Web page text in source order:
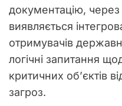
документацію, через
виявляється
отримувачів
логічні запитання
критичних об’єктів
загроз.